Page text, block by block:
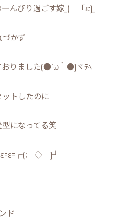
んびり過ごす嫁_(┐「ε:)_
かず
おりました(●´ω｀●)ヾﾃﾍ
トしたのに
になってる笑
￣◇￣)┘
ド